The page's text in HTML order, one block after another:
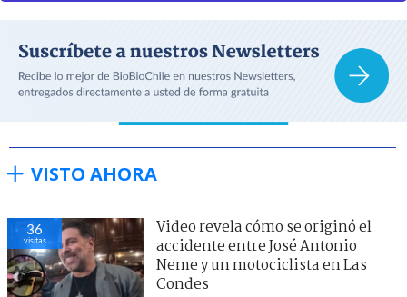
VISTO AHORA
36
visitas
Video revela cómo se originó el
accidente entre José Antonio
Neme y un motociclista en Las
Condes